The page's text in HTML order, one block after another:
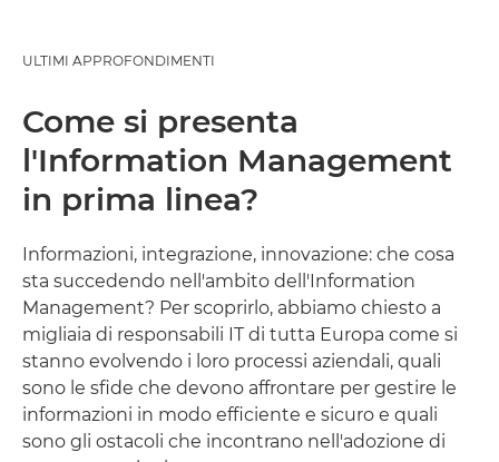
Articoli
Case Study
Eventi e webinar
ULTIMI APPROFONDIMENTI
Come si presenta
l'Information Management
in prima linea?
Informazioni, integrazione, innovazione: che cosa
sta succedendo nell'ambito dell'Information
Management? Per scoprirlo, abbiamo chiesto a
migliaia di responsabili IT di tutta Europa come si
stanno evolvendo i loro processi aziendali, quali
sono le sfide che devono affrontare per gestire le
informazioni in modo efficiente e sicuro e quali
sono gli ostacoli che incontrano nell'adozione di